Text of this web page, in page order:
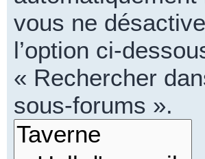
vous ne
l’option ci-
« Rechercher
sous-forums ».